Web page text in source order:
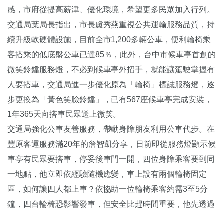
感，市府從提高薪津、優化環境，希望更多民眾加入行列。
交通局葉局長指出，市長盧秀燕重視公共運輸服務品質，持
續升級軟硬體設施，目前全市1,200多輛公車，便利輪椅乘
客搭乘的低底盤公車已達85％，此外，台中市候車亭首創的
微笑鈴鐺服務燈，不必到候車亭外招手，就能讓駕駛掌握有
人要搭車，交通局進一步優化原為「輪椅」標誌服務燈，逐
步更換為「黃色笑臉鈴鐺」，已有567座候車亭完成安裝，
1年365天向搭車民眾送上微笑。
交通局強化公車友善服務，帶動身障朋友利用公車代步。在
豐原客運服務滿20年的詹智凱分享，日前即從服務燈顯示候
車亭有民眾要搭車，停妥後車門一開，四位身障乘客要到同
一地點，他立即依經驗隨機應變，車上設有兩個輪椅固定
區，如何讓四人都上車？依協助一位輪椅乘客約需3至5分
鐘，四台輪椅恐影響發車，但安全比趕時間重要，他先透過